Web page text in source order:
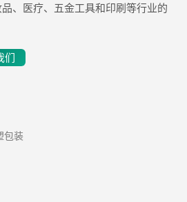
、医疗、五金工具和印刷等行业的
们
包装